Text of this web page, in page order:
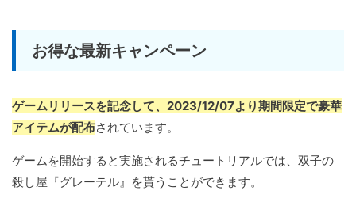
お得な最新キャンペーン
ゲームリリースを記念して、2023/12/07より期間限定で豪華
アイテムが配布されています。
ゲームを開始すると実施されるチュートリアルでは、双子の
殺し屋『グレーテル』を貰うことができます。